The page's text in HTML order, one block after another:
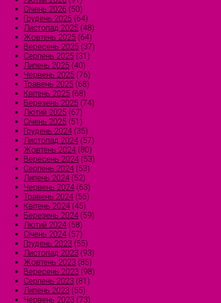
Січень 2026 (50)
Грудень 2025 (64)
Листопад 2025 (48)
Жовтень 2025 (64)
Вересень 2025 (37)
Серпень 2025 (31)
Липень 2025 (40)
Червень 2025 (76)
Травень 2025 (68)
Квітень 2025 (68)
Березень 2025 (74)
Лютий 2025 (67)
Січень 2025 (51)
Грудень 2024 (35)
Листопад 2024 (57)
Жовтень 2024 (80)
Вересень 2024 (53)
Серпень 2024 (53)
Липень 2024 (52)
Червень 2024 (63)
Травень 2024 (55)
Квітень 2024 (45)
Березень 2024 (59)
Лютий 2024 (58)
Січень 2024 (57)
Грудень 2023 (55)
Листопад 2023 (93)
Жовтень 2023 (85)
Вересень 2023 (98)
Серпень 2023 (81)
Липень 2023 (55)
Червень 2023 (73)